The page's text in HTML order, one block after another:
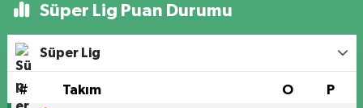
Süper Lig Puan Durumu
Süper Lig
# Takım O P